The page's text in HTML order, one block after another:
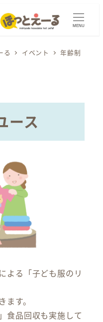
MENU
る イベント
年齢制
ース
よる「子ども服のリ
す。
食品回収も実施して